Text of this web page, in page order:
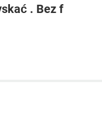
. Bez f